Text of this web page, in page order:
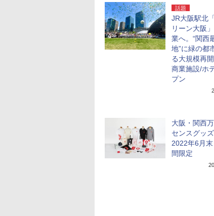
話題
JR大阪駅北
リーン大阪
業へ。“関西
地”に緑の都
る大規模再
商業施設/ホ
プン
大阪・関西
センスグッズ
2022年6月
間限定